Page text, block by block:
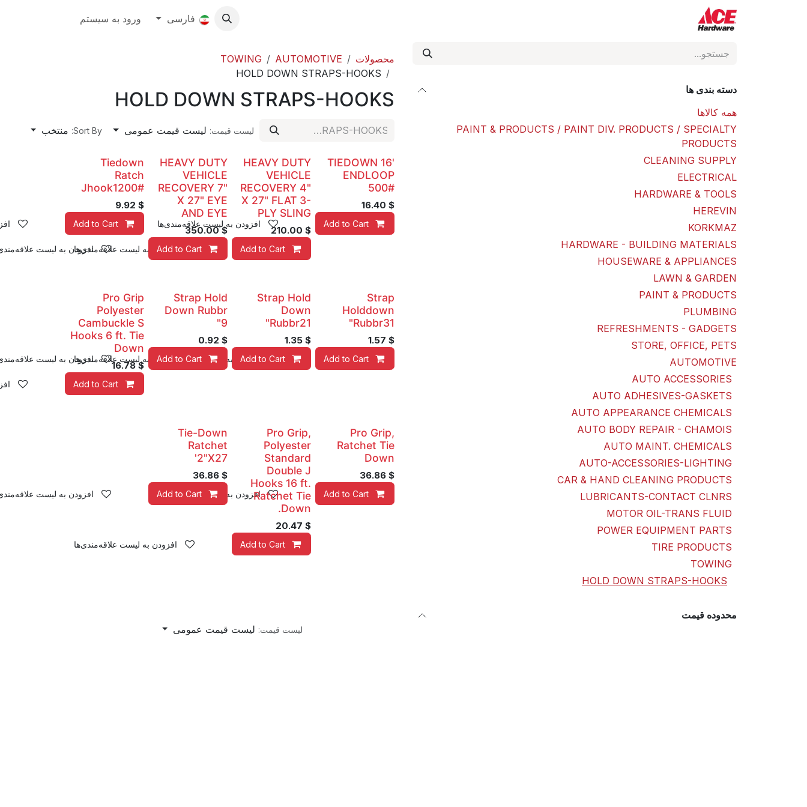
Contact Us رویدادها About فارسی ورود به سیستم
دسته بندی ها
همه کالاها
PAINT & PRODUCTS / PAINT DIV. PRODUCTS / SPECIALTY
PRODUCTS
CLEANING SUPPLY
ELECTRICAL
HARDWARE & TOOLS
HEREVIN
KORKMAZ
HARDWARE - BUILDING MATERIALS
HOUSEWARE & APPLIANCES
LAWN & GARDEN
PAINT & PRODUCTS
PLUMBING
REFRESHMENTS - GADGETS
STORE, OFFICE, PETS
AUTOMOTIVE
AUTO ACCESSORIES
AUTO ADHESIVES-GASKETS
AUTO APPEARANCE CHEMICALS
AUTO BODY REPAIR - CHAMOIS
AUTO MAINT. CHEMICALS
AUTO-ACCESSORIES-LIGHTING
CAR & HAND CLEANING PRODUCTS
LUBRICANTS-CONTACT CLNRS
MOTOR OIL-TRANS FLUID
POWER EQUIPMENT PARTS
TIRE PRODUCTS
TOWING
HOLD DOWN STRAPS-HOOKS
محدوده قیمت
محصولات AUTOMOTIVE
TOWING
HOLD DOWN STRAPS-HOOKS
HOLD DOWN STRAPS-HOOKS
لیست قیمت: لیست قیمت عمومی Sort By: منتخب
TIEDOWN 16'
ENDLOOP
500#
$
16.40
Add to Cart افزودن به لیست علاقه‌مندی‌ها
HEAVY DUTY
VEHICLE
RECOVERY 4"
X 27" FLAT 3-
PLY SLING
$
210.00
Add to Cart افزودن به لیست علاقه‌مندی‌ها
HEAVY DUTY
VEHICLE
RECOVERY 7"
X 27" EYE
AND EYE
$
350.00
Add to Cart افزودن به لیست
Tiedown
Ratch
Jhook1200#
$
9.92
Add to Cart
Strap
Holddown
Rubbr31"
$
1.57
Add to Cart افزودن به لیست علاقه‌مندی‌ها
Strap Hold
Down
Rubbr21"
$
1.35
Add to Cart افزودن به لیست علاقه‌مندی‌ها
Strap Hold
Down Rubbr
9"
$
0.92
Add to Cart افزودن به لیست
Pro Grip
Polyester
Cambuckle S
Hooks 6 ft. Tie
Down
$
16.78
Add to Cart
Pro Grip,
Ratchet Tie
Down
$
36.86
Add to Cart افزودن به لیست علاقه‌مندی‌ها
Pro Grip,
Polyester
Standard
Double J
Hooks 16 ft.
Ratchet Tie
Down.
$
20.47
Add to Cart افزودن به لیست علاقه‌مندی‌ها
Tie-Down
Ratchet
2"X27'
$
36.86
Add to Cart افزودن به لیست
لیست قیمت: لیست قیمت عمومی